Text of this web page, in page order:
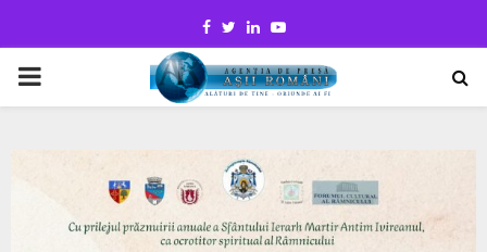
Facebook
TwitterLinkedinYoutube
PRIMARY